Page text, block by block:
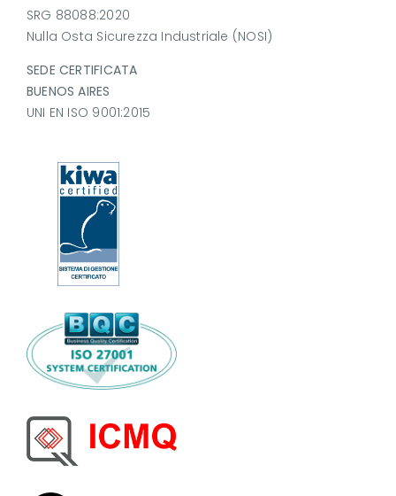
SRG 88088:2020
Nulla Osta Sicurezza Industriale (NOSI)
SEDE CERTIFICATA
BUENOS AIRES
UNI EN ISO 9001:2015